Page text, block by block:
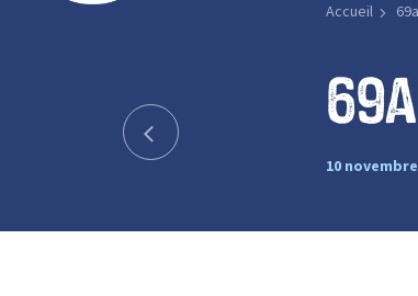
Accueil
10 novembre